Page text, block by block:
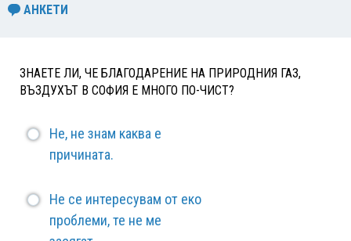
АНКЕТИ
ЗНАЕТЕ ЛИ, ЧЕ БЛАГОДАРЕНИЕ НА ПРИРОДНИЯ ГАЗ,
ВЪЗДУХЪТ В СОФИЯ Е МНОГО ПО-ЧИСТ?
Не, не знам каква е
причината.
Не се интересувам от еко
проблеми, те не ме